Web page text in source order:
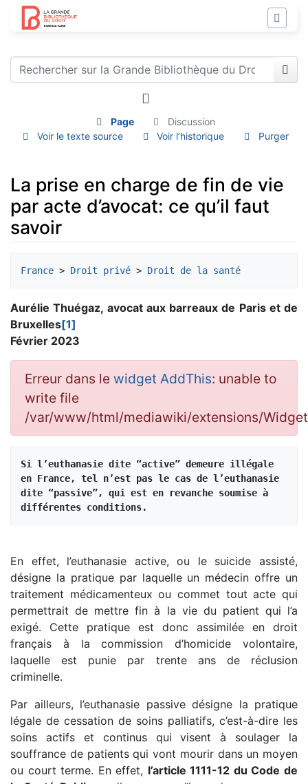
Page
Discussion
Voir le texte source
Voir l’historique Purger
La prise en charge de fin de vie
par acte d’avocat: ce qu’il faut
savoir
France > Droit privé > Droit de la santé
Aurélie Thuégaz, avocat aux barreaux de Paris et de
Bruxelles[1]
Février 2023
Erreur dans le widget AddThis: unable to
write file
/var/www/html/mediawiki/extensions/
Si l’euthanasie dite “active” demeure illégale
en France, tel n’est pas le cas de l’euthanasie
dite “passive”, qui est en revanche soumise à
différentes conditions.
En effet, l’euthanasie active, ou le suicide assisté,
désigne la pratique par laquelle un médecin offre un
traitement médicamenteux ou commet tout acte qui
permettrait de mettre fin à la vie du patient qui l’a
exigé. Cette pratique est donc assimilée en droit
français à la commission d’homicide volontaire,
laquelle est punie par trente ans de réclusion
criminelle.
Par ailleurs, l’euthanasie passive désigne la pratique
légale de cessation de soins palliatifs, c’est-à-dire les
soins actifs et continus qui visent à soulager la
souffrance de patients qui vont mourir dans un moyen
ou court terme. En effet, l’article 1111-12 du Code de